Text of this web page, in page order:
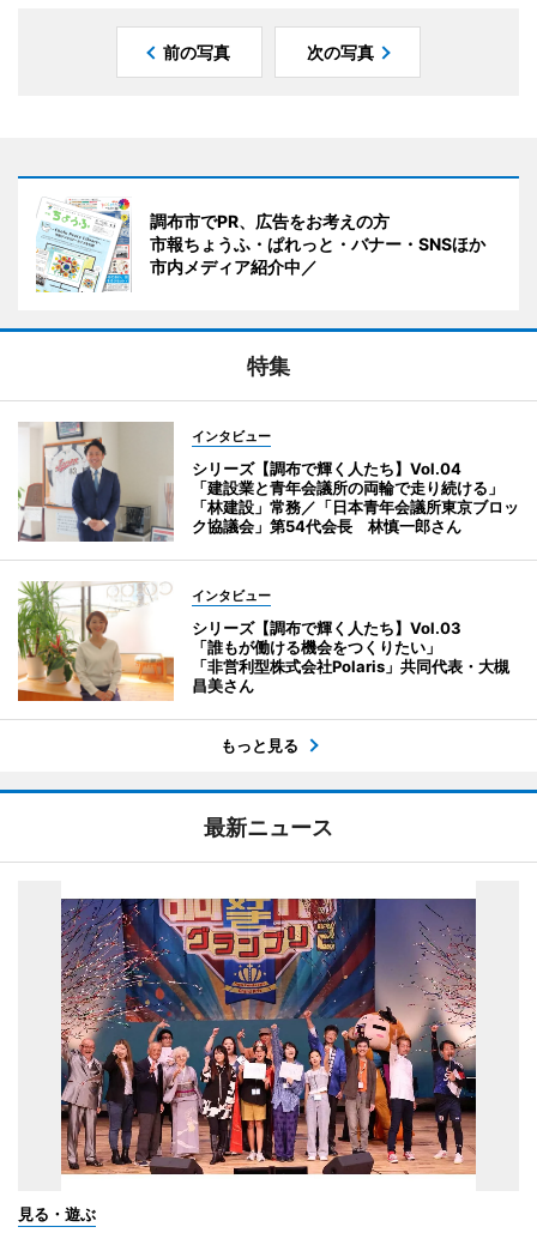
前の写真 次の写真
調布市でPR、広告をお考えの方
市報ちょうふ・ぱれっと・バナー・SNSほか
市内メディア紹介中／
特集
インタビュー
シリーズ【調布で輝く人たち】Vol.04
「建設業と青年会議所の両輪で走り続ける」
「林建設」常務／「日本青年会議所東京ブロッ
ク協議会」第54代会長 林慎一郎さん
インタビュー
シリーズ【調布で輝く人たち】Vol.03
「誰もが働ける機会をつくりたい」
「非営利型株式会社Polaris」共同代表・大槻
昌美さん
もっと見る
最新ニュース
見る・遊ぶ